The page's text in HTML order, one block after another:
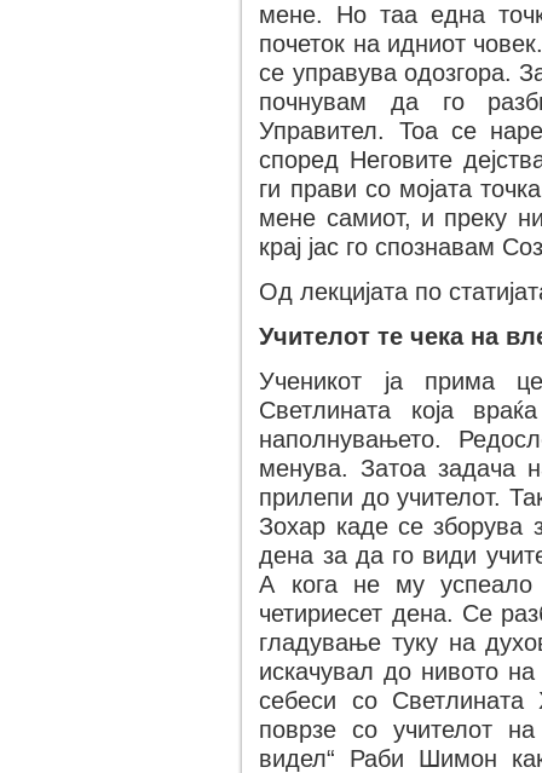
мене. Но таа една
почеток на идниот
се управува одозгора.
почнувам да го
Управител. Тоа се
според Неговите
ги прави со мојата
мене самиот, и преку
крај јас го спознавам
Од лекцијата по
Учителот те чека на
Ученикот ја прима
Светлината која
наполнувањето.
менува. Затоа задача
прилепи до учителот.
Зохар каде се зборува
дена за да го види
А кога не му
четириесет дена. Се
гладување туку на
искачувал до нивото
себеси со
поврзе со учителот
видел“ Раби Шимон